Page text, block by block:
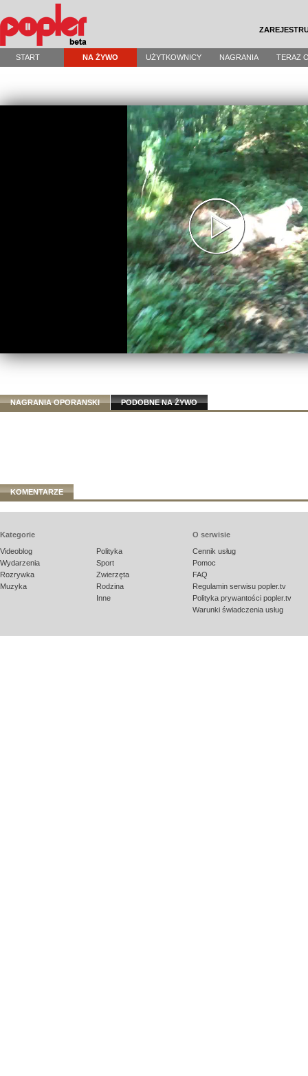
START NA ŻYWO UŻYTKOWNICY NAGRANIA TERAZ
NAGRANIA OPORANSKI PODOBNE NA ŻYWO
KOMENTARZE
Kategorie
Videoblog
Wydarzenia
Rozrywka
Muzyka
Polityka
Sport
Zwierzęta
Rodzina
Inne
O serwisie
Cennik usług
Pomoc
FAQ
Regulamin serwisu popler.tv
Polityka prywantości popler.tv
Warunki świadczenia usług